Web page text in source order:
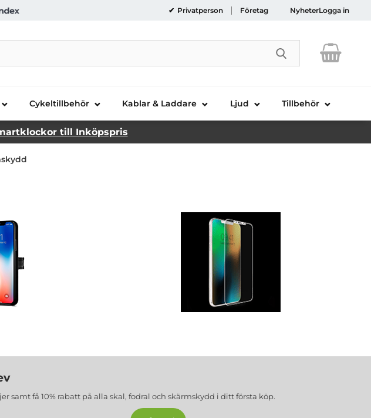
Privatperson Företag NyheterLogga in
Genomför
Cykeltillbehör Kablar & Laddare Ljud Tillbehör
till Inköpspris
samt få 10% rabatt på alla skal, fodral och skärmskydd i ditt första köp.